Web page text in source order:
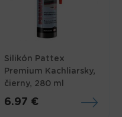
Silikón Pattex
Premium Kachliarsky,
čierny, 280 ml
6.97 €